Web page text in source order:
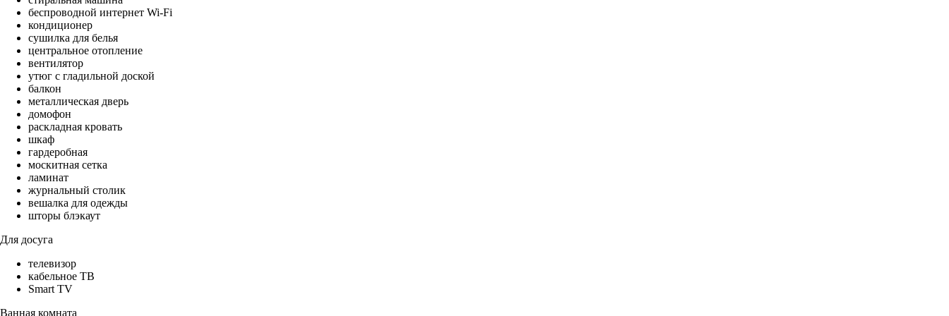
беспроводной интернет Wi-Fi
кондиционер
сушилка для белья
центральное отопление
вентилятор
утюг с гладильной доской
балкон
металлическая дверь
домофон
раскладная кровать
шкаф
гардеробная
москитная сетка
ламинат
журнальный столик
вешалка для одежды
шторы блэкаут
Для досуга
телевизор
кабельное ТВ
Smart TV
Ванная комната